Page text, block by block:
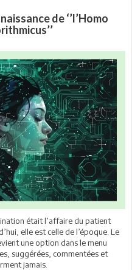
de ‘’l’Homo
était l’affaire du patient
elle est celle de l’époque. Le
une option dans le menu
suggérées, commentées et
jamais.